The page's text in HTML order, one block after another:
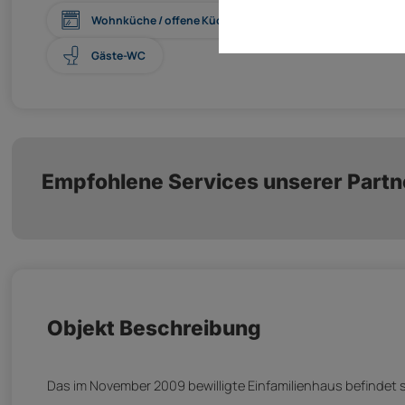
Wohnküche / offene Küche
Gäste-WC
Empfohlene Services unserer
Objekt Beschreibung
Das im November 2009 bewilligte Einfamilienhaus